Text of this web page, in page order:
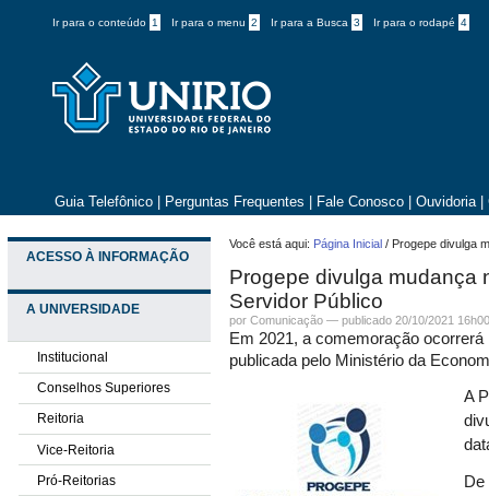
Ir para o conteúdo 1 Ir para o menu 2 Ir para a Busca 3 Ir para o rodapé 4
Guia Telefônico Perguntas Frequentes Fale Conosco Ouvidoria
ACESSO À INFORMAÇÃO
A UNIVERSIDADE
Institucional
Conselhos Superiores
Reitoria
Vice-Reitoria
Pró-Reitorias
Você está aqui: Página Inicial / Progepe divulga
Progepe divulga mudança
Servidor Público
porComunicação —publicado 20/10/2021
Em 2021, a comemoração
publicada pelo Ministério da
A